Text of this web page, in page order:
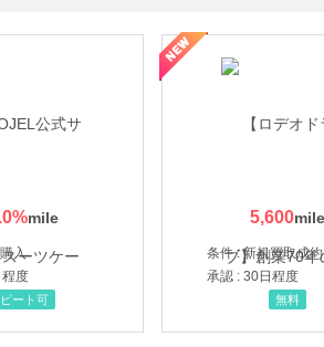
%
入
度
ート可
5,600
条件 : 新規買取成約
承認 : 30日程度
定
無料